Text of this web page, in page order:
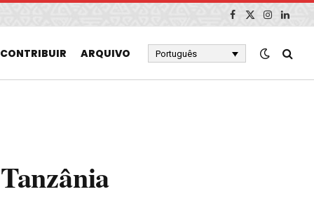
Facebook
X
Instagram
CONTRIBUIR ARQUIVO Português